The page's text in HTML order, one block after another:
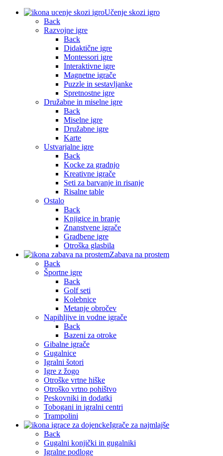
Učenje skozi igro
Back
Razvojne igre
Back
Didaktične igre
Montessori igre
Interaktivne igre
Magnetne igrače
Puzzle in sestavljanke
Spretnostne igre
Družabne in miselne igre
Back
Miselne igre
Družabne igre
Karte
Ustvarjalne igre
Back
Kocke za gradnjo
Kreativne igrače
Seti za barvanje in risanje
Risalne table
Ostalo
Back
Knjigice in branje
Znanstvene igrače
Gradbene igre
Otroška glasbila
Zabava na prostem
Back
Športne igre
Back
Golf seti
Kolebnice
Metanje obročev
Napihljive in vodne igrače
Back
Bazeni za otroke
Gibalne igrače
Gugalnice
Igralni šotori
Igre z žogo
Otroške vrtne hiške
Otroško vrtno pohištvo
Peskovniki in dodatki
Tobogani in igralni centri
Trampolini
Igrače za najmlajše
Back
Gugalni konjički in gugalniki
Igralne podloge